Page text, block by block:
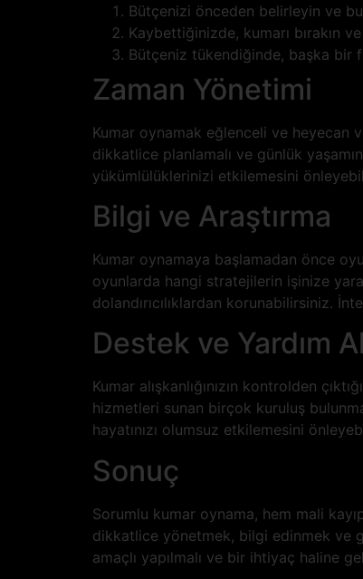
Bütçenizi önceden belirleyin ve
Kaybettiğinizde, kumarı bırakın
Bütçeniz tükendiğinde, başka bir
Zaman Yönetimi
Kumar oynamak eğlenceli ve heyecan
dikkatlice planlamalı ve günlük
yükümlülüklerinizi etkilemesini
Bilgi ve Araştırma
Kumar oynamaya başlamadan önce
oyunlarda hangi stratejilerin işinize
dolandırıcılıklardan korunabilirsiniz.
Destek ve Yardım
Kumar alışkanlığınızın kontrolden
hizmetleri sunan birçok kuruluş
hayatınızı olumsuz etkilemesini
Sonuç
Sorumlu kumar oynama, hem mali
dikkatlice yönetmek, bilgi edinmek ve
amaçlı yapılmalı ve bir ihtiyaç haline